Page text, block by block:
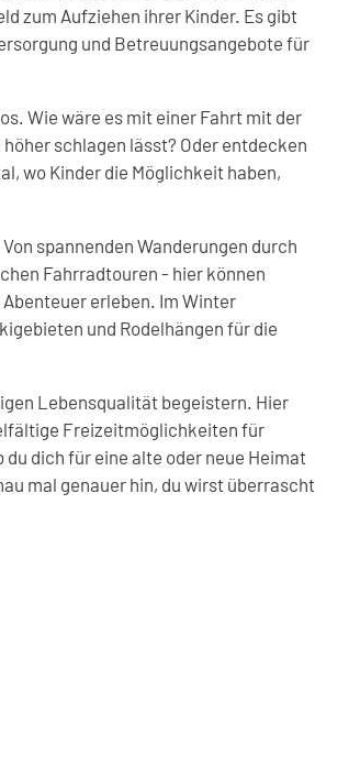
zum Aufziehen ihrer Kinder. Es gibt
und Betreuungsangebote für
Wie wäre es mit einer Fahrt mit der
schlagen lässt? Oder entdecken
wo Kinder die Möglichkeit haben,
spannenden Wanderungen durch
Fahrradtouren - hier können
erleben. Im Winter
und Rodelhängen für die
Lebensqualität begeistern. Hier
Freizeitmöglichkeiten für
dich für eine alte oder neue Heimat
mal genauer hin, du wirst überrascht